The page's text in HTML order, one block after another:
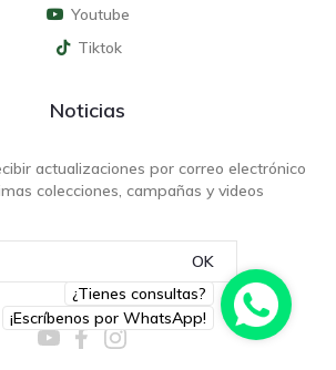
¿Tienes consultas?
¡Escríbenos por WhatsApp!
Youtube
Tiktok
Noticias
actualizaciones por correo electrónico
colecciones, campañas y videos
OK